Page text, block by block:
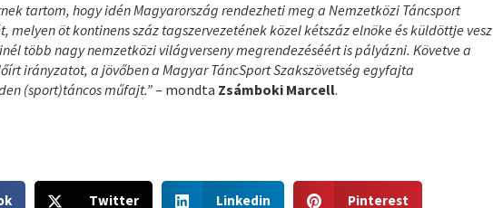
tartom, hogy idén Magyarország rendezheti meg a Nemzetközi Táncsport
melyen öt kontinens száz tagszervezetének közel kétszáz elnöke és küldöttje vesz
több nagy nemzetközi világverseny megrendezéséért is pályázni. Követve a
irányzatot, a jövőben a Magyar TáncSport Szakszövetség egyfajta
(sport)táncos műfajt.”– mondta Zsámboki Marcell.
Twitter Linkedin Pinterest